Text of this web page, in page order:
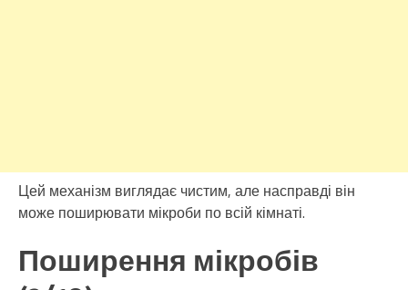
Цей механізм виглядає чистим, але насправді він
може поширювати мікроби по всій кімнаті.
Поширення мікробів